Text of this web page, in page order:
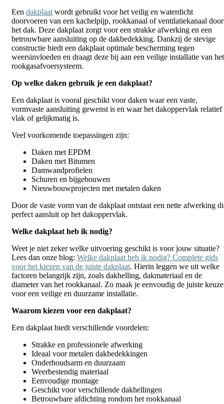
Een dakplaat wordt gebruikt voor het veilig en waterdicht
doorvoeren van een kachelpijp, rookkanaal of ventilatiekanaal door
het dak. Deze dakplaat zorgt voor een strakke afwerking en een
betrouwbare aansluiting op de dakbedekking. Dankzij de stevige
constructie biedt een dakplaat optimale bescherming tegen
weersinvloeden en draagt deze bij aan een veilige installatie van het
rookgasafvoersysteem.
Op welke daken gebruik je een dakplaat?
Een dakplaat is vooral geschikt voor daken waar een vaste,
vormvaste aansluiting gewenst is en waar het dakoppervlak relatief
vlak of gelijkmatig is.
Veel voorkomende toepassingen zijn:
Daken met EPDM
Daken met Bitumen
Damwandprofielen
Schuren en bijgebouwen
Nieuwbouwprojecten met metalen daken
Door de vaste vorm van de dakplaat ontstaat een nette afwerking
perfect aansluit op het dakoppervlak.
Welke dakplaat heb ik nodig?
Weet je niet zeker welke uitvoering geschikt is voor jouw situatie?
Lees dan onze blog: Welke dakplaat heb ik nodig? Complete gids
voor het kiezen van de juiste dakplaat. Hierin leggen we uit welke
factoren belangrijk zijn, zoals dakhelling, dakmateriaal en de
diameter van het rookkanaal. Zo maak je eenvoudig de juiste keuze
voor een veilige en duurzame installatie.
Waarom kiezen voor een dakplaat?
Een dakplaat biedt verschillende voordelen:
Strakke en professionele afwerking
Ideaal voor metalen dakbedekkingen
Onderhoudsarm en duurzaam
Weerbestendig materiaal
Eenvoudige montage
Geschikt voor verschillende dakhellingen
Betrouwbare afdichting rondom het rookkanaal